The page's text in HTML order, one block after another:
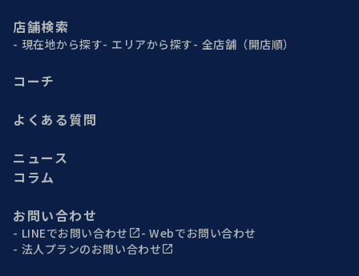
店舗検索
現在地から探す エリアから探す 全店舗（開店順）
コーチ
よくある質問
ニュース
コラム
お問い合わせ
LINEでお問い合わせ
Webでお問い合わせ
法人プランのお問い合わせ